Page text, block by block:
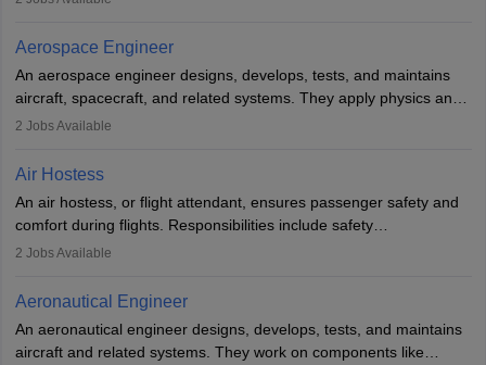
working five days a week, with around 120 flight hours monthly.
Employment may be contractual or permanent, depending on the
airline.
Aerospace Engineer
An aerospace engineer designs, develops, tests, and maintains
aircraft, spacecraft, and related systems. They apply physics and
engineering principles to improve aerospace technologies, often
designing components, conducting tests, and performing
requiring advanced study. The role demands analytical skills,
technical knowledge, precision, and effective communication.
2 Jobs Available
Air Hostess
An air hostess, or flight attendant, ensures passenger safety and
comfort during flights. Responsibilities include safety
demonstrations, serving meals, managing the cabin, handling
communication skills, a calm demeanour, and a service-oriented
attitude. It offers opportunities to travel and work in the dynamic
aviation and hospitality industry.
2 Jobs Available
Aeronautical Engineer
An aeronautical engineer designs, develops, tests, and maintains
aircraft and related systems. They work on components like